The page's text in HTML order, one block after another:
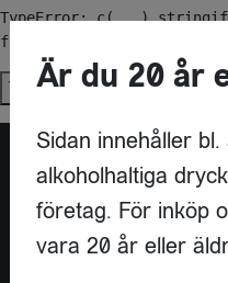
TypeError:
function
Try again
Är du
Är du 20 år
Sidan innehåller
alkoholhaltiga
företag. För inköp
vara 20 år eller